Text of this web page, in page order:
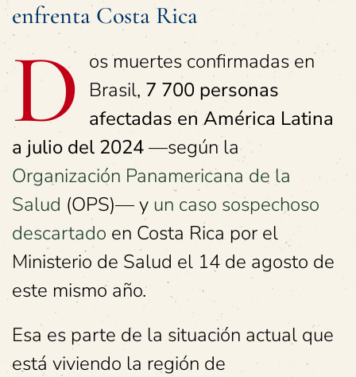
enfrenta Costa Rica
D os muertes confirmadas en
Brasil, 7 700 personas
afectadas en América Latina
a julio del 2024—según la
Organización Panamericana de la
Salud (OPS)— y un caso sospechoso
descartado en Costa Rica por el
Ministerio de Salud el 14 de agosto de
este mismo año.
Esa es parte de la situación actual que
está viviendo la región de